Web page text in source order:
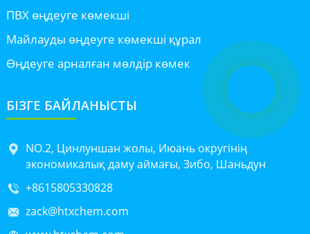
ПВХ өңдеуге көмекші
Майлауды өңдеуге көмекші құрал
Өңдеуге арналған мөлдір көмек
БІЗГЕ БАЙЛАНЫСТЫ
NO.2, Цинлуншан жолы, Июань округінің
экономикалық даму аймағы, Зибо, Шаньдун
+8615805330828
zack@htxchem.com